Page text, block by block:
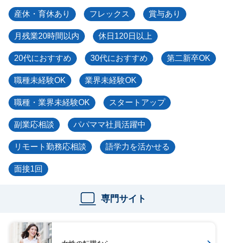
産休・育休あり フレックス 賞与あり
月残業20時間以内 休日120日以上
20代におすすめ 30代におすすめ 第二新卒OK
職種未経験OK 業界未経験OK
職種・業界未経験OK スタートアップ
副業応相談 パパママ社員活躍中
リモート勤務応相談 語学力を活かせる
面接1回
専門サイト